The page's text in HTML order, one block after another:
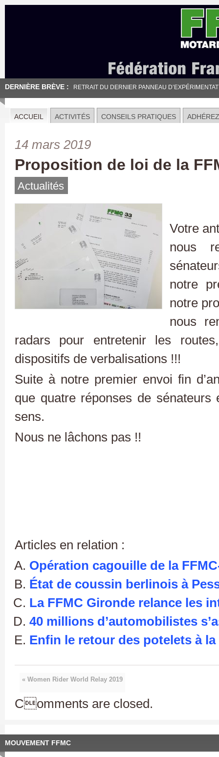
DERNIÈRE BRÈVE : RETRAIT DU DERNIER PANNEAU
ACCUEIL ACTIVITÉS CONSEILS PRATIQUES ADHÉREZ
14 mars 2019
Proposition de loi de la
Actualités
Votre
nous
notre
notre
nous
radars pour entretenir les
dispositifs de verbalisations !!!
Suite à notre premier envoi fin
que quatre réponses de
sens.
Nous ne lâchons pas !!
Articles en relation :
Opération cagouille de la
État de coussin berlinois à
La FFMC Gironde relance les
40 millions d’automobilistes
Enfin le retour des potelets à la
« Women Rider World Relay 2019
Comments are closed.
MOUVEMENT FFMC